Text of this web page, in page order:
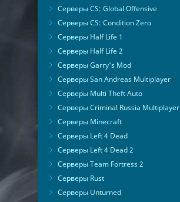
Серверы CS: Global Offensive
Серверы CS: Condition Zero
Серверы Half Life 1
Серверы Half Life 2
Серверы Garry's Mod
Серверы San Andreas Multiplayer
Серверы Multi Theft Auto
Серверы Criminal Russia Multiplayer
Серверы Minecraft
Серверы Left 4 Dead
Серверы Left 4 Dead 2
Серверы Team Fortress 2
Серверы Rust
Серверы Unturned